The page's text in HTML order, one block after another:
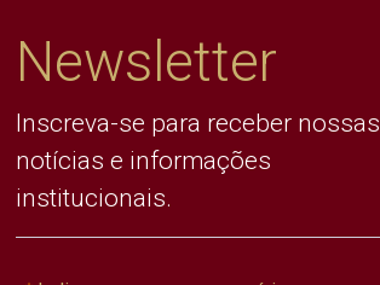
Newsletter
Inscreva-se para receber nossas
notícias e informações
institucionais.